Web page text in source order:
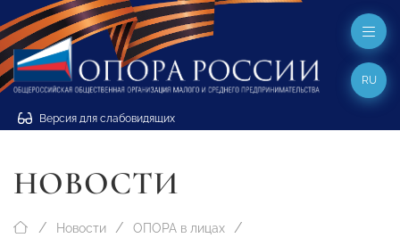
Версия для слабовидящих
RU
НОВОСТИ
Новости ОПОРА в лицах